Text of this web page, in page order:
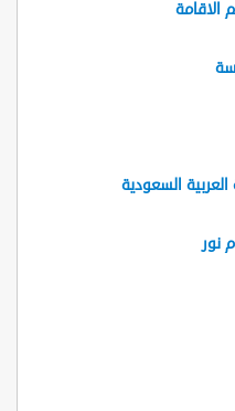
الاقامة
السعودية
نور